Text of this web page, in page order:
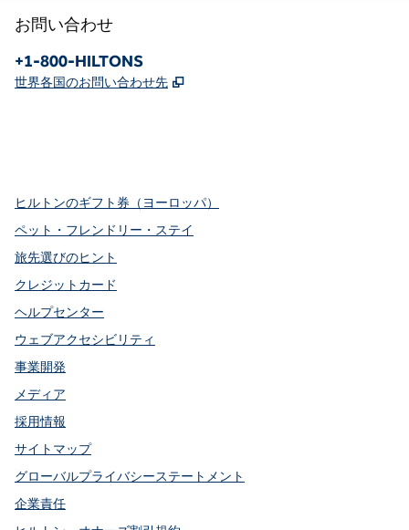
お問い合わせ
電話：
+1-800-HILTONS
世界各国のお問い合わせ先 ,
ヒルトンのギフト券（ヨーロッパ）
ペット・フレンドリー・ステイ
旅先選びのヒント
クレジットカード
ヘルプセンター
ウェブアクセシビリティ
事業開発
メディア
採用情報
サイトマップ
グローバルプライバシーステートメント
企業責任